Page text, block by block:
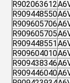
R902063612
R909448550
R909605706
R909605705
R909448551
R909604010
R909438346
R909446040